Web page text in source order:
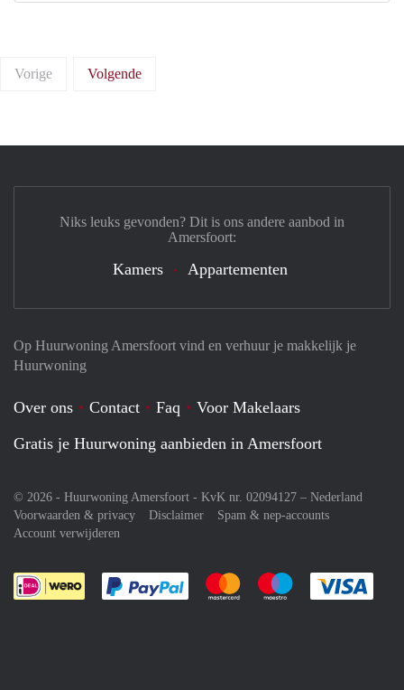
Vorige Volgende
Op Huurwoning Amersfoort vind en verhuur je makkelijk je
Huurwoning
Over ons Contact Faq
Voor Makelaars
Gratis je Huurwoning aanbieden in Amersfoort
© 2026 - Huurwoning Amersfoort - KvK nr. 02094127 – Nederland
Voorwaarden & privacy
Disclaimer
Spam & nep-accounts
Account verwijderen
Je rekent gemakkelijk af met Paypal
Je rekent gemakkelijk af met
Je rekent
Niks leuks gevonden? Dit is ons andere aanbod in
Amersfoort:
Kamers Appartementen